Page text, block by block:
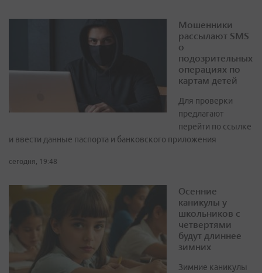
Мошенники
рассылают SMS
о
подозрительных
операциях по
картам детей
Для проверки
предлагают
перейти по ссылке
и ввести данные паспорта и банковского приложения
сегодня, 19:48
Осенние
каникулы у
школьников с
четвертями
будут длиннее
зимних
Зимние каникулы